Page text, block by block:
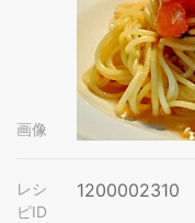
画像
レシ
ピID
1200002310